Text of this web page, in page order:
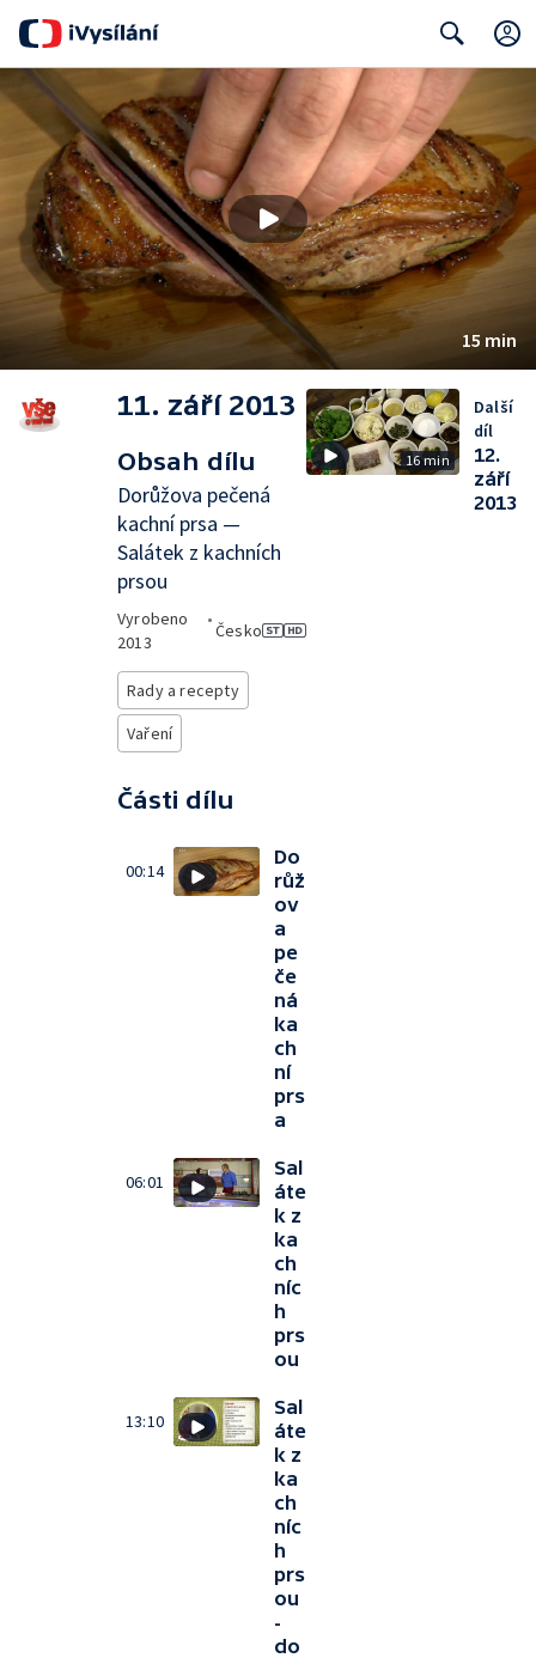
Search
15 min
11. září 2013
Obsah dílu
Dorůžova pečená
kachní prsa —
Salátek z kachních
prsou
Vyrobeno
2013
•
Česko
Rady a recepty
Vaření
Části dílu
00:14
Do
růž
ov
a
pe
če
ná
ka
ch
ní
prs
a
06:01
Sal
áte
k z
ka
ch
níc
h
prs
ou
13:10
Sal
áte
k z
ka
ch
níc
h
prs
ou
-
do
16 min
Další
díl
12.
září
2013